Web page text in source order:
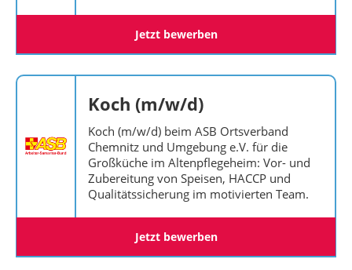
Jetzt bewerben
Koch (m/w/d)
Koch (m/w/d) beim ASB Ortsverband
Chemnitz und Umgebung e.V. für die
Großküche im Altenpflegeheim: Vor- und
Zubereitung von Speisen, HACCP und
Qualitätssicherung im motivierten Team.
Jetzt bewerben